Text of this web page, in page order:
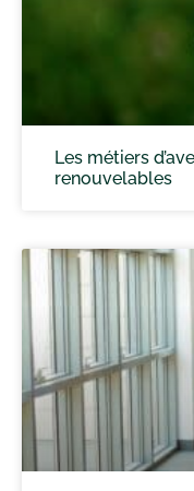
Les métiers
renouvelables